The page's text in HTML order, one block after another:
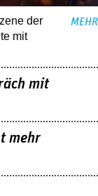
der
mit
MEHR
mit
mehr